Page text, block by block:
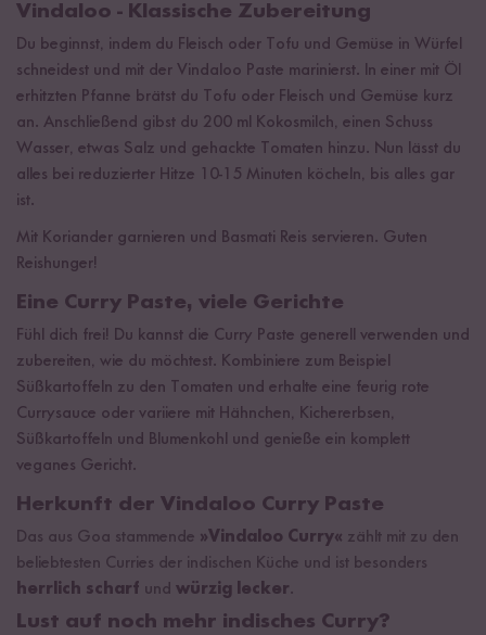
Vindaloo - Klassische Zubereitung
Du beginnst, indem du Fleisch oder Tofu und Gemüse in Würfel
schneidest und mit der Vindaloo Paste marinierst. In einer mit Öl
erhitzten Pfanne brätst du Tofu oder Fleisch und Gemüse kurz
an. Anschließend gibst du 200 ml Kokosmilch, einen Schuss
Wasser, etwas Salz und gehackte Tomaten hinzu. Nun lässt du
alles bei reduzierter Hitze 10-15 Minuten köcheln, bis alles gar
ist.
Mit Koriander garnieren und Basmati Reis servieren. Guten
Reishunger!
Eine Curry Paste, viele Gerichte
Fühl dich frei! Du kannst die Curry Paste generell verwenden und
zubereiten, wie du möchtest. Kombiniere zum Beispiel
Süßkartoffeln zu den Tomaten und erhalte eine feurig rote
Currysauce oder variiere mit Hähnchen, Kichererbsen,
Süßkartoffeln und Blumenkohl und genieße ein komplett
veganes Gericht.
Herkunft der Vindaloo Curry Paste
Das aus Goa stammende »Vindaloo Curry« zählt mit zu den
beliebtesten Curries der indischen Küche und ist besonders
herrlich scharf und würzig lecker.
Lust auf noch mehr indisches Curry?